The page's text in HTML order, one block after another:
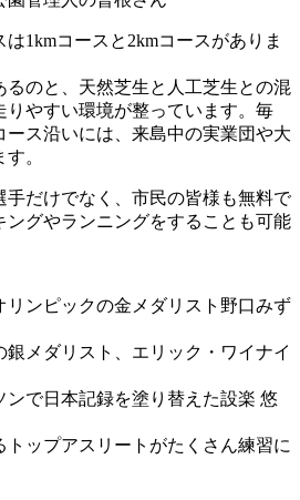
1kmコースと2kmコースがありま
のと、天然芝生と人工芝生との混
やすい環境が整っています。 毎
ス沿いには、来島中の実業団や大
。
手だけでなく、市民の皆様も無料で
ングやランニングをすることも可能
リンピックの金メダリスト野口みず
銀メダリスト、エリック・ワイナイ
ンで日本記録を塗り替えた設楽 悠
トップアスリートがたくさん練習に